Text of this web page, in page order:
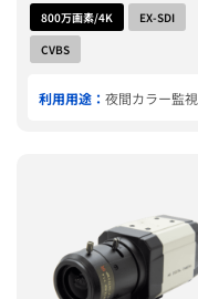
800万画素/4K
EX-SDI
CVBS
利用用途： 夜間カラー監視